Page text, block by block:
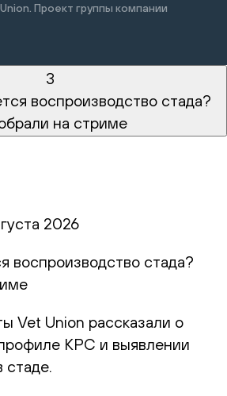
Проект группы компании
3
воспроизводство стада?
на стриме
2026
воспроизводство стада?
Vet Union рассказали о
КРС и выявлении
стаде.